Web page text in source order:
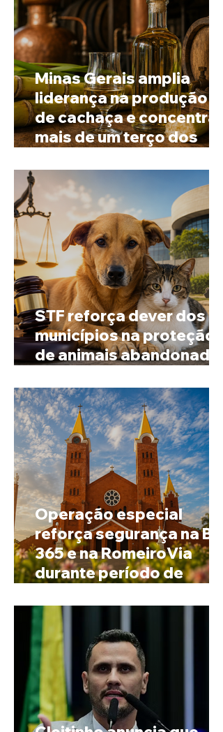
Minas Gerais amplia
liderança na produção
de cachaça e concentra
mais de um terço dos
STF reforça dever dos
municípios na proteção
de animais abandonados
Operação especial
reforça segurança na BR-
365 e na RomeiroVia
durante período de
Romaria